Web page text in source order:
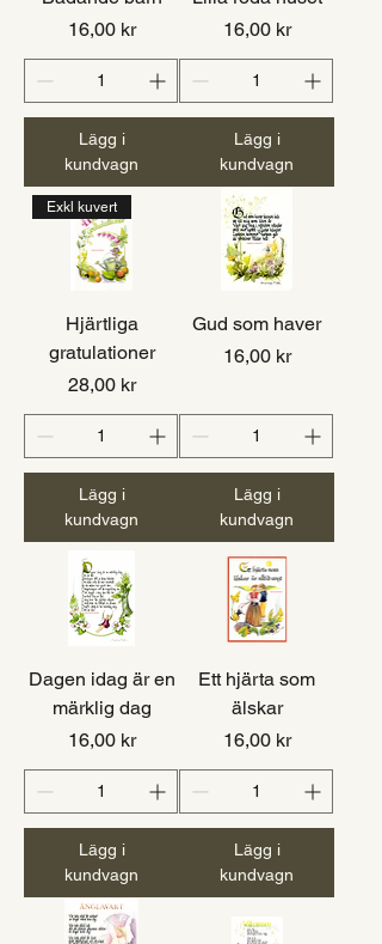
Pris
16,00 kr
Lägg i
kundvagn
Pris
16,00 kr
Lägg i
kundvagn
Exkl kuvert
Hjärtliga
gratulationer
Pris
28,00 kr
Lägg i
kundvagn
Gud som haver
Pris
16,00 kr
Lägg i
kundvagn
Dagen idag är en
märklig dag
Pris
16,00 kr
Lägg i
kundvagn
Ett hjärta som
älskar
Pris
16,00 kr
Lägg i
kundvagn